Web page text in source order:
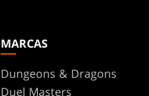
MARCAS
Dungeons & Dragons
Duel Masters